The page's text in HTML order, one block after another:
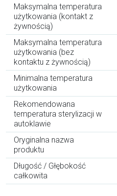
Maksymalna temperatura
użytkowania (kontakt z
żywnością)
Maksymalna temperatura
użytkowania (bez
kontaktu z żywnością)
Minimalna temperatura
użytkowania
Rekomendowana
temperatura sterylizacji w
autoklawie
Oryginalna nazwa
produktu
Długość / Głębokość
całkowita